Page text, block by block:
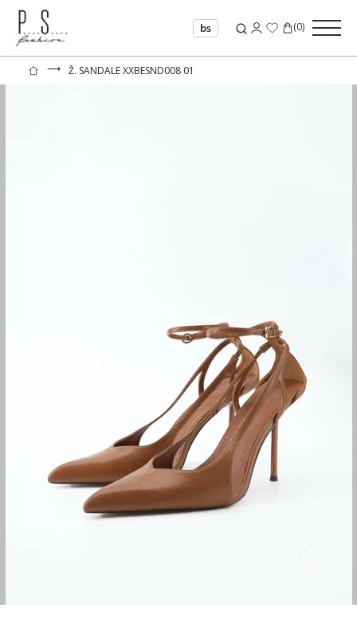
bs (0)
⟶ Ž. SANDALE XXBESND008 01